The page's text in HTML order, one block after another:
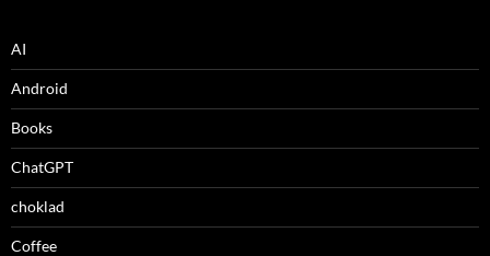
AI
Android
Books
ChatGPT
choklad
Coffee